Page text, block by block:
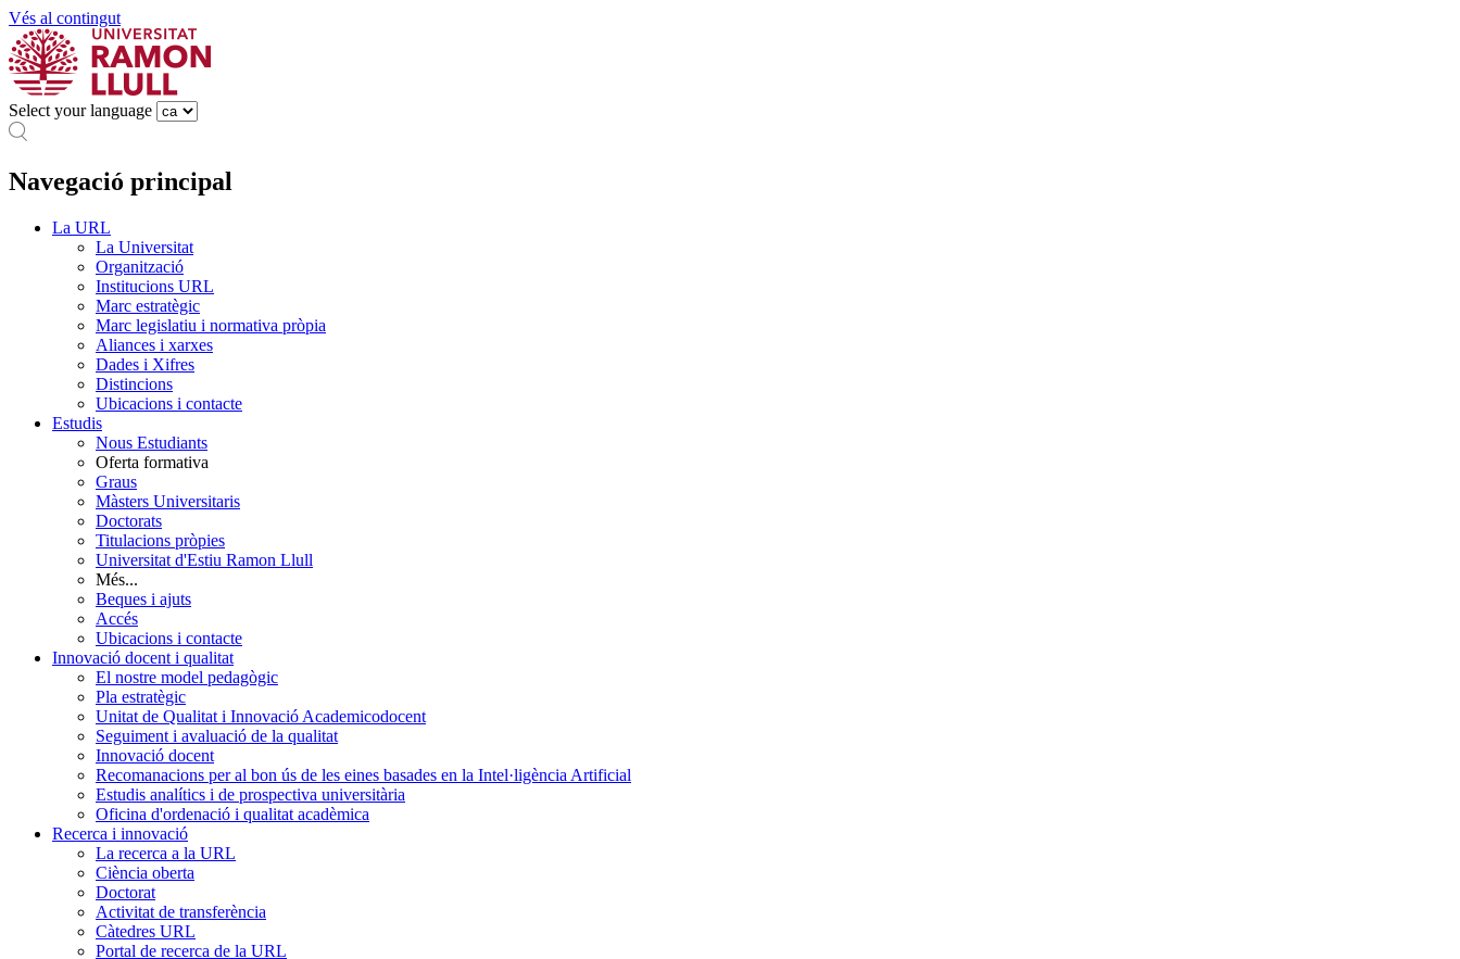
Vés al contingut
Select your language
Navegació principal
La URL
La Universitat
Organització
Institucions URL
Marc estratègic
Marc legislatiu i normativa pròpia
Aliances i xarxes
Dades i Xifres
Distincions
Ubicacions i contacte
Estudis
Nous Estudiants
Oferta formativa
Graus
Màsters Universitaris
Doctorats
Titulacions pròpies
Universitat d'Estiu Ramon Llull
Més...
Beques i ajuts
Accés
Ubicacions i contacte
Innovació docent i qualitat
El nostre model pedagògic
Pla estratègic
Unitat de Qualitat i Innovació Academicodocent
Seguiment i avaluació de la qualitat
Innovació docent
Recomanacions per al bon ús de les eines basades en la Intel·ligència Artificial
Estudis analítics i de prospectiva universitària
Oficina d'ordenació i qualitat acadèmica
Recerca i innovació
La recerca a la URL
Ciència oberta
Doctorat
Activitat de transferència
Càtedres URL
Portal de recerca de la URL